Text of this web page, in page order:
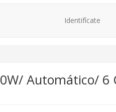
Identifícate
Automático/ 6